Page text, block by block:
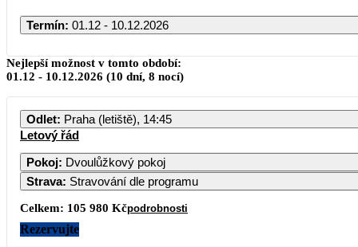
Termín: 01.12 - 10.12.2026
Prosinec 2026
PO ÚT ST ČT PÁ SO NE
52 990
7 8 9
Nejlepší možnost v tomto období:
01.12 - 10.12.2026 (10 dní, 8 nocí)
Odlet: Praha (letiště), 14:45
Letový řád
Pokoj: Dvoulůžkový pokoj
Strava: Stravování dle programu
Celkem: 105 980 Kčpodrobnosti
Rezervujte